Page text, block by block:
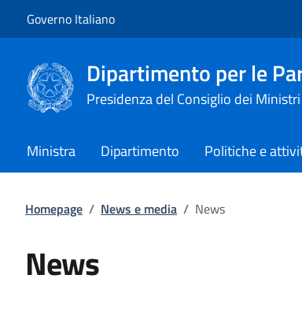
Governo Italiano
Dipartimento per le
Presidenza del Consiglio dei Ministri
Ministra Dipartimento Politiche e
Homepage / News e media / News
News